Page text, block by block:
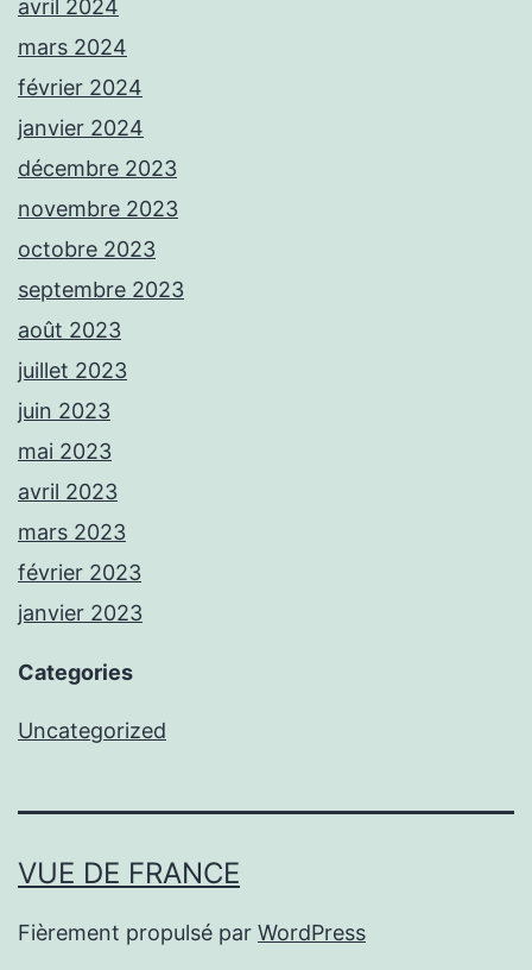
avril 2024
mars 2024
février 2024
janvier 2024
décembre 2023
novembre 2023
octobre 2023
septembre 2023
août 2023
juillet 2023
juin 2023
mai 2023
avril 2023
mars 2023
février 2023
janvier 2023
Categories
Uncategorized
VUE DE FRANCE
Fièrement propulsé par WordPress